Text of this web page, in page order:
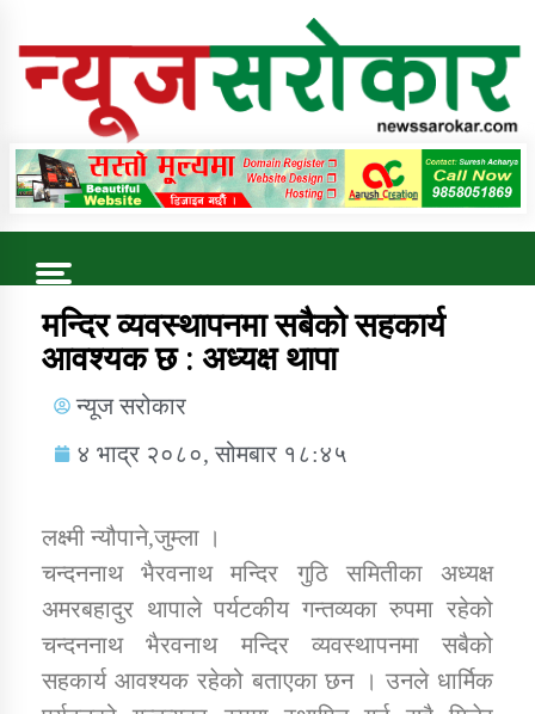
Online News Portal
Trending Now
कुषि बिकास कार्यालय जुम्ला सुचना सन्देश
डिभिजन कार्यालय जुम्लाको सुचना सन्देश
मन्दिर व्यवस्थापनमा सबैको सहकार्य
आवश्यक छ : अध्यक्ष थापा
न्यूज सरोकार
४ भाद्र २०८०, सोमबार १८:४५
लक्ष्मी न्यौपाने,जुम्ला ।
चन्दननाथ भैरवनाथ मन्दिर गुठि समितीका अध्यक्ष
अमरबहादुर थापाले पर्यटकीय गन्तव्यका रुपमा रहेको
चन्दननाथ भैरवनाथ मन्दिर व्यवस्थापनमा सबैको
सहकार्य आवश्यक रहेको बताएका छन । उनले धार्मिक